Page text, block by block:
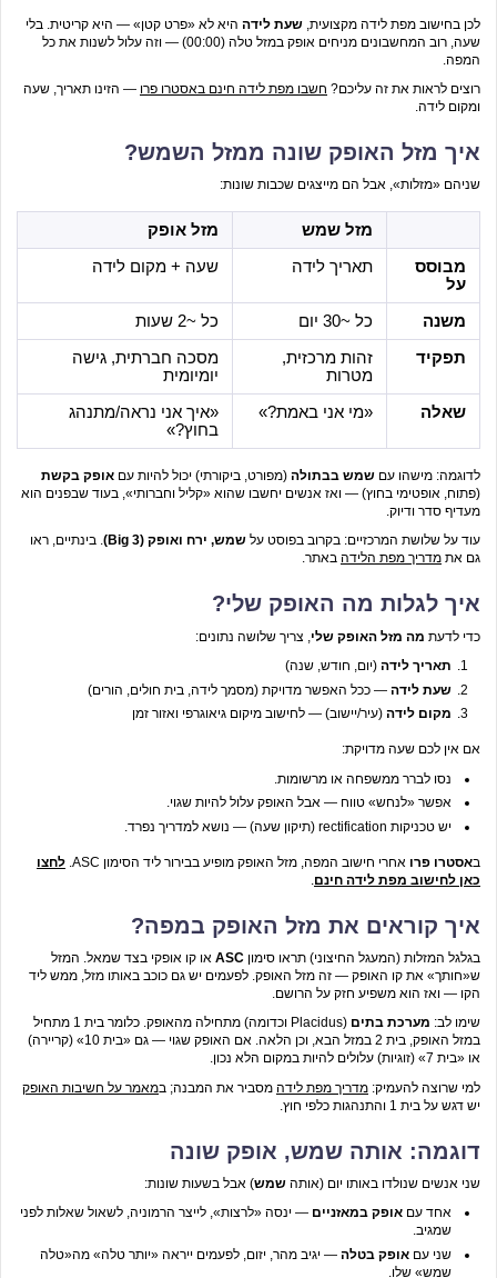
לכן בחישוב מפת לידה מקצועית, שעת לידה היא לא «פרט קטן» — היא קריטית. בלי
שעה, רוב המחשבונים מניחים אופק במזל טלה (00:00) — וזה עלול לשנות את כל
המפה.
רוצים לראות את זה עליכם? חשבו מפת לידה חינם באסטרו פרו — הזינו תאריך, שעה
ומקום לידה.
איך מזל האופק שונה ממזל השמש?
שניהם «מזלות», אבל הם מייצגים שכבות שונות:
מזל שמש
מזל אופק
מבוסס
על
תאריך לידה שעה + מקום לידה
משנה כל ~30 יום
כל ~2 שעות
תפקיד
זהות מרכזית,
מטרות
מסכה חברתית, גישה
יומיומית
שאלה
«מי אני באמת?»
«איך אני נראה/מתנהג
בחוץ?»
לדוגמה: מישהו עם שמש בבתולה (מפורט, ביקורתי) יכול להיות עם אופק בקשת
(פתוח, אופטימי בחוץ) — ואז אנשים יחשבו שהוא «קליל וחברותי», בעוד שבפנים הוא
מעדיף סדר ודיוק.
עוד על שלושת המרכזיים: בקרוב בפוסט על שמש, ירח ואופק (Big 3)
. בינתיים, ראו
גם את מדריך מפת הלידה באתר.
איך לגלות מה האופק שלי?
כדי לדעת מה מזל האופק שלי , צריך שלושה נתונים:
תאריך לידה (יום, חודש, שנה)
שעת לידה — ככל האפשר מדויקת (מסמך לידה, בית חולים, הורים)
מקום לידה (עיר/יישוב) — לחישוב מיקום גיאוגרפי ואזור זמן
אם אין לכם שעה מדויקת:
נסו לברר ממשפחה או מרשומות.
אפשר «לנחש» טווח — אבל האופק עלול להיות שגוי.
יש טכניקות rectification (תיקון שעה) — נושא למדריך נפרד.
באסטרו פרו אחרי חישוב המפה, מזל האופק מופיע בבירור ליד הסימון ASC.
לחצו
כאן לחישוב מפת לידה חינם.
איך קוראים את מזל האופק במפה?
בגלגל המזלות (המעגל החיצוני) תראו סימון ASC או קו אופקי בצד שמאל. המזל
ש«חותך» את קו האופק — זה מזל האופק. לפעמים יש גם כוכב באותו מזל, ממש ליד
הקו — ואז הוא משפיע חזק על הרושם.
שימו לב: מערכת בתים
(Placidus וכדומה) מתחילה מהאופק. כלומר בית 1 מתחיל
במזל האופק, בית 2 במזל הבא, וכן הלאה. אם האופק שגוי — גם «בית 10» (קריירה)
או «בית 7» (זוגיות) עלולים להיות במקום הלא נכון.
למי שרוצה להעמיק: מדריך מפת לידה מסביר את המבנה; במאמר על חשיבות האופק
יש דגש על בית 1 והתנהגות כלפי חוץ.
דוגמה: אותה שמש, אופק שונה
שני אנשים שנולדו באותו יום (אותה שמש) אבל בשעות שונות:
אחד עםאופק במאזניים — ינסה «לרצות», לייצר הרמוניה, לשאול שאלות לפני
שמגיב.
שני עםאופק בטלה — יגיב מהר, יזום, לפעמים ייראה «יותר טלה» מה«טלה
שמש» שלו.